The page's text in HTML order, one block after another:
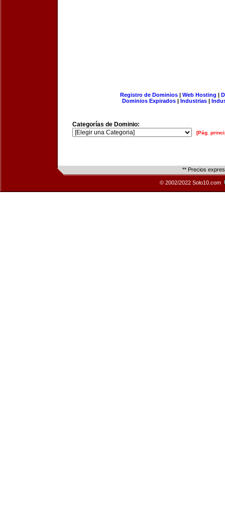
Registro de Dominios| Web Hosting |
Dominios Expirados | Industrias |
Categorías de Dominio:
[Pág.
** Precios
© 2002/2022 Solo10.com